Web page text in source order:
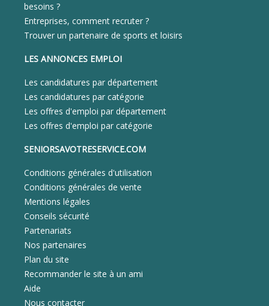
besoins ?
Entreprises, comment recruter ?
Trouver un partenaire de sports et loisirs
LES ANNONCES EMPLOI
Les candidatures par département
Les candidatures par catégorie
Les offres d'emploi par département
Les offres d'emploi par catégorie
SENIORSAVOTRESERVICE.COM
Conditions générales d'utilisation
Conditions générales de vente
Mentions légales
Conseils sécurité
Partenariats
Nos partenaires
Plan du site
Recommander le site à un ami
Aide
Nous contacter